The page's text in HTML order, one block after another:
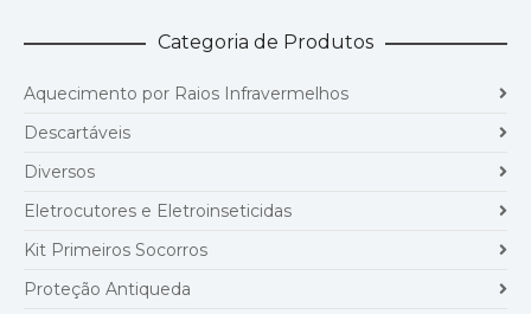
Categoria de Produtos
Aquecimento por Raios Infravermelhos
Descartáveis
Diversos
Eletrocutores e Eletroinseticidas
Kit Primeiros Socorros
Proteção Antiqueda